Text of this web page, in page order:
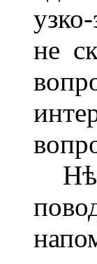
не